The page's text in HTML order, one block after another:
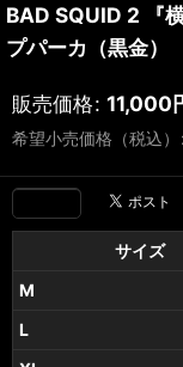
BAD SQUID 2 『
プパーカ（黒金）
販売価格: 11,000
希望小売価格（税込） :
サイズ
M
L